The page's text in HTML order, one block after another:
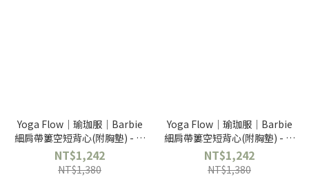
Yoga Flow｜瑜珈服｜Barbie
細肩帶簍空短背心(附胸墊) - 暖
褐色 Bark
NT$1,242
NT$1,380
Yoga Flow｜瑜珈服｜Barbie
細肩帶簍空短背心(附胸墊) - 咖
啡色 Bistre
NT$1,242
NT$1,380